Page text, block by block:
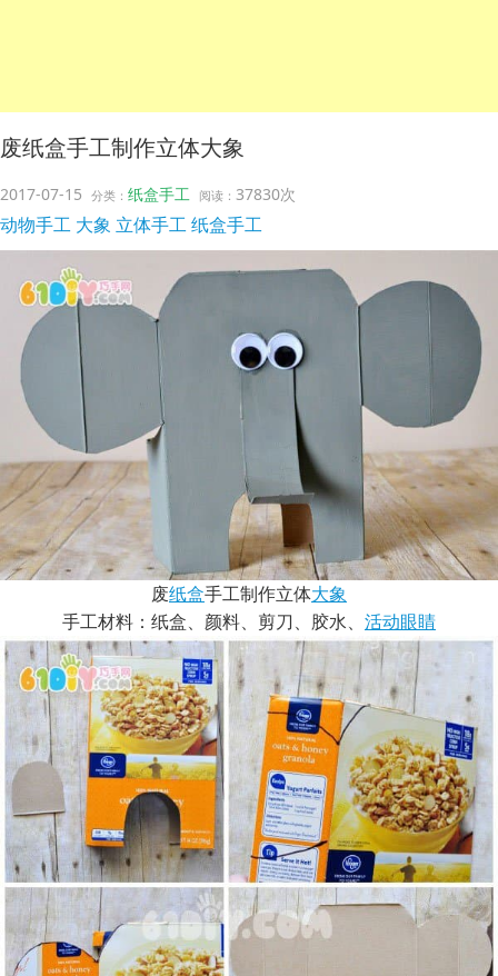
废纸盒手工制作立体大象
2017-07-15 分类： 纸盒手工 阅读： 37830次
动物手工 大象 立体手工纸盒手工
废纸盒手工制作立体大象
手工材料：纸盒、颜料、剪刀、胶水、 活动眼睛